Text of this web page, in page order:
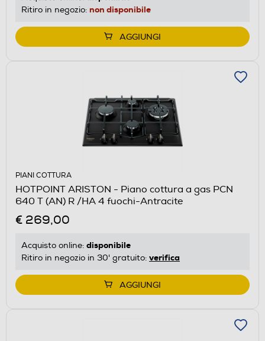
Ritiro in negozio: non disponibile
AGGIUNGI
PIANI COTTURA
HOTPOINT ARISTON - Piano cottura a gas PCN
640 T (AN) R /HA 4 fuochi-Antracite
€ 269,00
Acquisto online: disponibile
Ritiro in negozio in 30' gratuito: verifica
AGGIUNGI